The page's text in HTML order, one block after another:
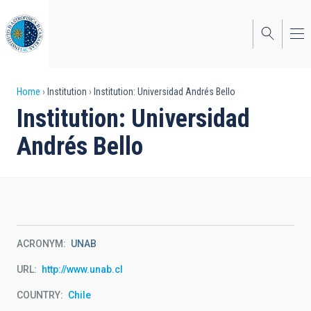
to
main
content
Breadcrumb
Home Institution Institution: Universidad Andrés Bello
Institution: Universidad
Andrés Bello
ACRONYM UNAB
URL http://www.unab.cl
COUNTRY Chile